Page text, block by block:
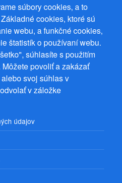
súbory cookies, a to
cookies, ktoré sú
webu, a funkčné cookies,
štatistík o používaní webu.
súhlasíte s použitím
povoliť a zakázať
svoj súhlas v
v záložke
údajov
Radimecká, MBA, Ostrov 256, 561
DIČ CZ9161263958
s.r.o.